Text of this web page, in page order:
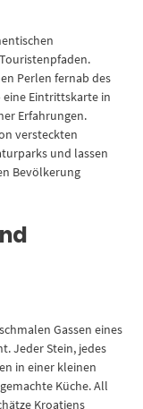
Perlen fernab des
Eintrittskarte in
Erfahrungen.
versteckten
und lassen
Bevölkerung
Gassen eines
Jeder Stein, jedes
in einer kleinen
Küche. All
Kroatiens